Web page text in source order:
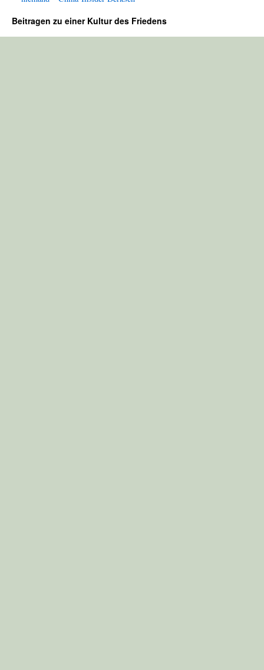
Beitragen zu einer Kultur des Friedens